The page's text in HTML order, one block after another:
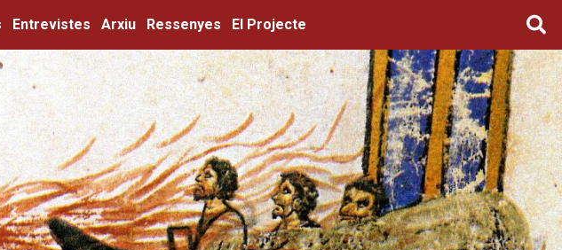
Entrevistes Arxiu Ressenyes El Projecte